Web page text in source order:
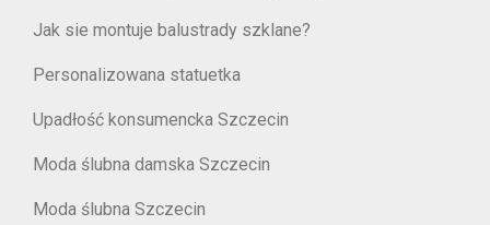
Jak sie montuje balustrady szklane?
Personalizowana statuetka
Upadłość konsumencka Szczecin
Moda ślubna damska Szczecin
Moda ślubna Szczecin